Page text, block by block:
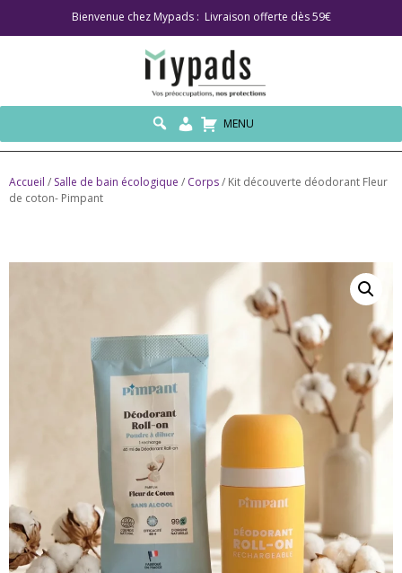
Bienvenue chez Mypads : Livraison offerte dès 59€
MENU
Accueil / Salle de bain écologique / Corps/ Kit découverte déodorant Fleur
de coton- Pimpant